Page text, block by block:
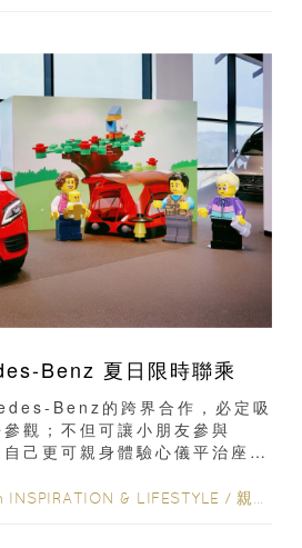
Benz 夏日限時聯乘
Benz的跨界合作，必定吸
觀；不但可讓小朋友參與
己更可親身體驗心儀平治座
INSPIRATION & LIFESTYLE / 親子活動